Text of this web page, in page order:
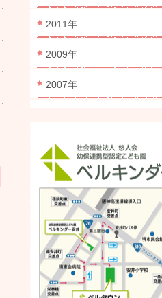
2011年
2009年
2007年